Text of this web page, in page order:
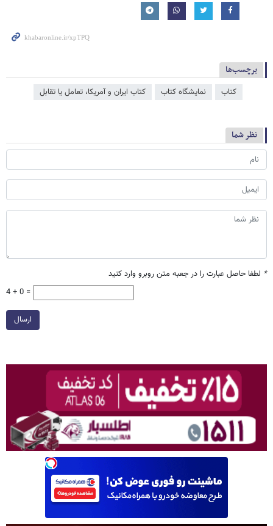
برچسب‌ها
کتاب نمایشگاه کتاب کتاب ایران و آمریکا، تعامل یا تقابل
نظر شما
* لطفا حاصل عبارت را در جعبه متن روبرو وارد کنید
4 + 0 =
ارسال